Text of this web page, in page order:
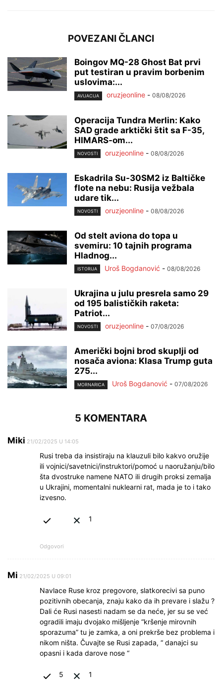
POVEZANI ČLANCI
Boingov MQ-28 Ghost Bat prvi
put testiran u pravim borbenim
uslovima:...
AVIJACIJA oruzjeonline - 08/08/2026
Operacija Tundra Merlin: Kako
SAD grade arktički štit sa F-35,
HIMARS-om...
NOVOSTI oruzjeonline - 08/08/2026
Eskadrila Su-30SM2 iz Baltičke
flote na nebu: Rusija vežbala
udare tik...
NOVOSTI oruzjeonline - 08/08/2026
Od stelt aviona do topa u
svemiru: 10 tajnih programa
Hladnog...
ISTORIJA Uroš Bogdanović - 08/08/2026
Ukrajina u julu presrela samo 29
od 195 balističkih raketa:
Patriot...
NOVOSTI oruzjeonline - 07/08/2026
Američki bojni brod skuplji od
nosača aviona: Klasa Trump guta
275...
MORNARICA Uroš Bogdanović - 07/08/2026
5 KOMENTARA
Miki 21/02/2025 U 14:05
Rusi treba da insistiraju na klauzuli bilo kakvo oružije
ili vojnici/savetnici/instruktori/pomoć u naoružanju/bilo
šta dvostruke namene NATO ili drugih proksi zemalja
u Ukrajini, momentalni nuklearni rat, mada je to i tako
izvesno.
1
Odgovori
Mi 21/02/2025 U 09:01
Navlace Ruse kroz pregovore, slatkorecivi sa puno
pozitivnih obecanja, znaju kako da ih prevare i slažu ?
Dali će Rusi nasesti nadam se da neće, jer su se već
ogradili imaju dvojako mišljenje “kršenje mirovnih
sporazuma” tu je zamka, a oni prekrše bez problema i
nikom ništa. Čuvajte se Rusi zapada, “ danajci su
opasni i kada darove nose “
5 1